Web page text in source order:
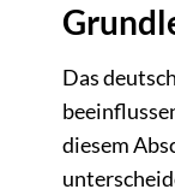
Das
diesem